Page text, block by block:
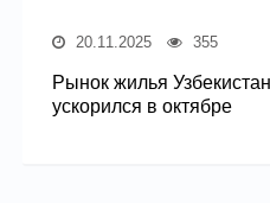
20.11.2025 355
Рынок жилья
ускорился в октябре